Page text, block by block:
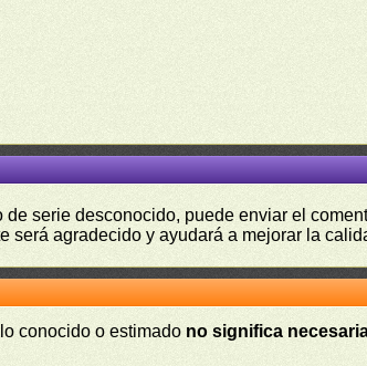
serie desconocido, puede enviar el
será agradecido y ayudará a mejorar la
conocido o estimado no significa